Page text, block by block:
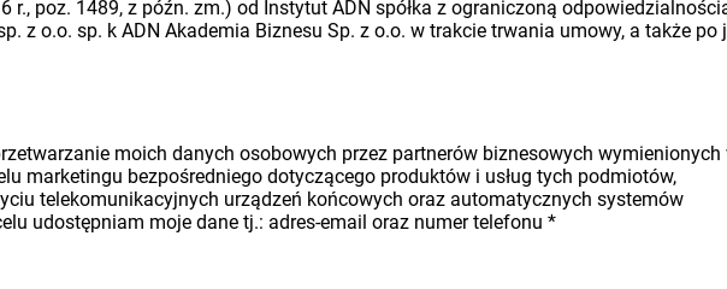
r., poz. 1489, z późn. zm.) od Instytut ADN spółka z ograniczoną
z o.o. sp. k ADN Akademia Biznesu Sp. z o.o. w trakcie trwania umowy, a także po
moich danych osobowych przez partnerów biznesowych wymienionych
marketingu bezpośredniego dotyczącego produktów i usług tych podmiotów,
telekomunikacyjnych urządzeń końcowych oraz automatycznych systemów
udostępniam moje dane tj.: adres-email oraz numer telefonu *